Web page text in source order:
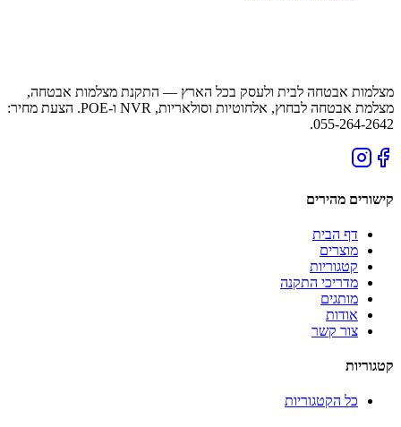
מצלמות אבטחה לבית ולעסק בכל הארץ — התקנת מצלמות אבטחה,
מצלמת אבטחה לבחוץ, אלחוטיות וסולאריות, NVR ו-POE. הצעת מחיר:
055-264-2642.
קישורים מהירים
דף הבית
מוצרים
קטגוריות
מדריכי התקנה
מותגים
אודות
צור קשר
קטגוריות
כל הקטגוריות